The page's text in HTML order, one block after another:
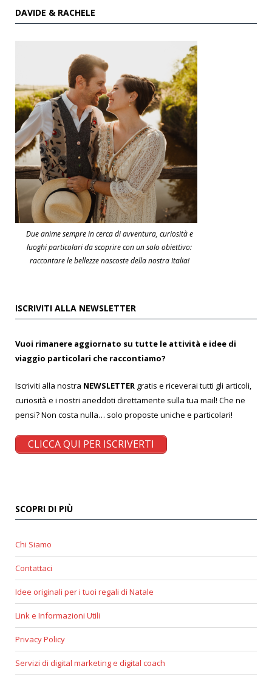
DAVIDE & RACHELE
Due anime sempre in cerca di avventura, curiosità e
luoghi particolari da scoprire con un solo obiettivo:
raccontare le bellezze nascoste della nostra Italia!
ISCRIVITI ALLA NEWSLETTER
Vuoi rimanere aggiornato su tutte le attività e idee di
viaggio particolari che raccontiamo?
Iscriviti alla nostra NEWSLETTER gratis e riceverai tutti gli articoli,
curiosità e i nostri aneddoti direttamente sulla tua mail! Che ne
pensi? Non costa nulla… solo proposte uniche e particolari!
CLICCA QUI PER ISCRIVERTI
SCOPRI DI PIÙ
Chi Siamo
Contattaci
Idee originali per i tuoi regali di Natale
Link e Informazioni Utili
Privacy Policy
Servizi di digital marketing e digital coach